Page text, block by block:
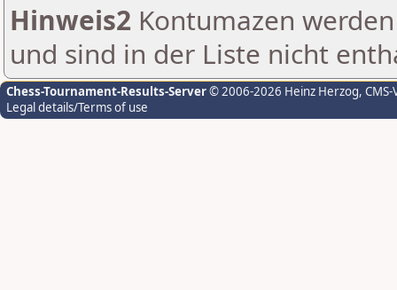
Hinweis2 Kontumazen
und sind in der Liste nicht
Chess-Tournament-Results-Server© 2006-2026 Heinz Herzog,
Legal details/Terms of use